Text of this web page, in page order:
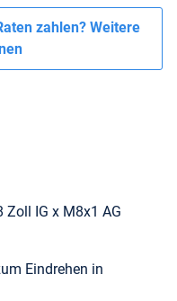
zahlen? Weitere
IG x M8x1 AG
Eindrehen in